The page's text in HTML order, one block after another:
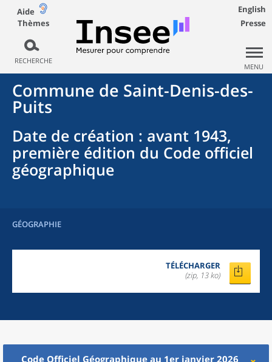
Aide
Thèmes
RECHERCHE
English
Presse
MENU
Commune de Saint-Denis-des-
Puits
Date de création : avant 1943,
première édition du Code officiel
géographique
GÉOGRAPHIE
TÉLÉCHARGER
(zip, 13 ko)
Code Officiel Géographique au 1er janvier 2026